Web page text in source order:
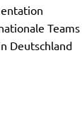
Teams
Deutschland